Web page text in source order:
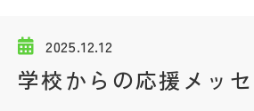
学校動画
2025.12.12
学校からの応援メッ